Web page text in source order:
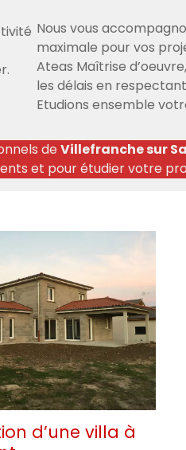
Nous vous
maximale pour vos
Ateas Maîtrise
les délais en
Etudions ensemble
de Villefranche sur
et pour étudier votre
d’une villa à